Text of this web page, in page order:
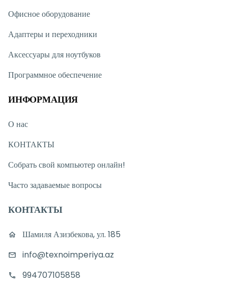
Офисное оборудование
Адаптеры и переходники
Аксессуары для ноутбуков
Программное обеспечение
ИНФОРМАЦИЯ
О нас
КОНТАКТЫ
Собрать свой компьютер онлайн!
Часто задаваемые вопросы
КОНТАКТЫ
Шамиля Азизбекова, ул. 185
info@texnoimperiya.az
994707105858